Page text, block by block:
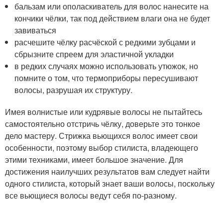
бальзам или ополаскиватель для волос нанесите на
кончики чёлки, так под действием влаги она не будет
завиваться
расчешите чёлку расчёской с редкими зубцами и
сбрызните спреем для эластичной укладки
в редких случаях можно использовать утюжок, но
помните о том, что термоприборы пересушивают
волосы, разрушая их структуру.
Имея волнистые или кудрявые волосы не пытайтесь
самостоятельно отстричь чёлку, доверьте это тонкое
дело мастеру. Стрижка вьющихся волос имеет свои
особенности, поэтому выбор стилиста, владеющего
этими техниками, имеет большое значение. Для
достижения наилучших результатов вам следует найти
одного стилиста, который знает ваши волосы, поскольку
все вьющиеся волосы ведут себя по-разному.